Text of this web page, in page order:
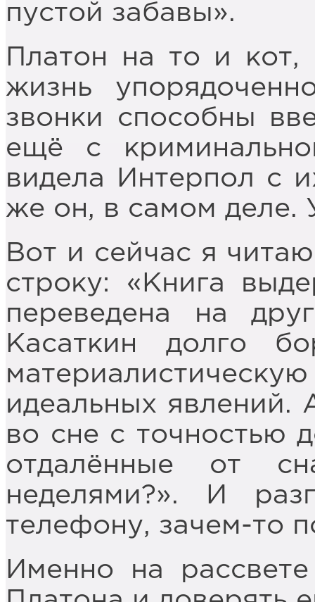
пустой забавы».
Платон на то и
жизнь
звонки способны
ещё с
видела Интерпол с
же он, в самом деле.
Вот и сейчас я
строку: «Книга
переведена на
Касаткин долго
идеальных явлений.
во сне с точностью
отдалённые от
неделями?». И
телефону, зачем-то
Именно на